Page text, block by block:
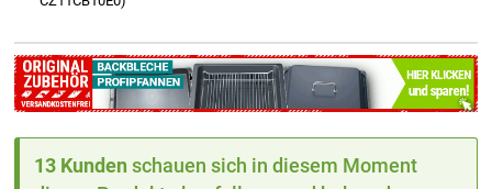
13 Kunden schauen sich in diesem Moment